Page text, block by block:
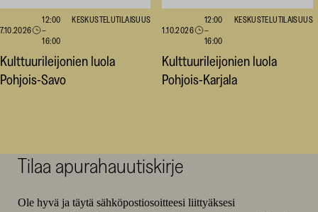
7.10.2026
12:00
–
16:00
KESKUSTELUTILAISUUS
Kulttuurileijonien luola
Pohjois-Savo
1.10.2026
12:00
–
16:00
KESKUSTELUTILAISUUS
Kulttuurileijonien luola
Pohjois-Karjala
Tilaa apurahauutiskirje
Ole hyvä ja täytä sähköpostiosoitteesi liittyäksesi